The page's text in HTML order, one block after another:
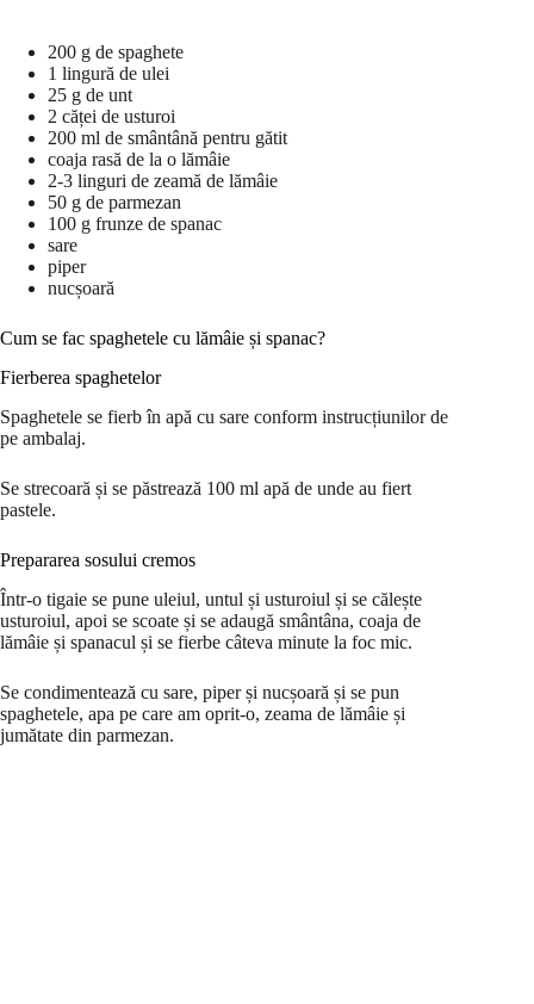
200 g de spaghete
1 lingură de ulei
25 g de unt
2 căței de usturoi
200 ml de smântână pentru gătit
coaja rasă de la o lămâie
2-3 linguri de zeamă de lămâie
50 g de parmezan
100 g frunze de spanac
sare
piper
nucșoară
Cum se fac spaghetele cu lămâie și spanac?
Fierberea spaghetelor
Spaghetele se fierb în apă cu sare conform instrucțiunilor de
pe ambalaj.
Se strecoară și se păstrează 100 ml apă de unde au fiert
pastele.
Prepararea sosului cremos
Într-o tigaie se pune uleiul, untul și usturoiul și se călește
usturoiul, apoi se scoate și se adaugă smântâna, coaja de
lămâie și spanacul și se fierbe câteva minute la foc mic.
Se condimentează cu sare, piper și nucșoară și se pun
spaghetele, apa pe care am oprit-o, zeama de lămâie și
jumătate din parmezan.